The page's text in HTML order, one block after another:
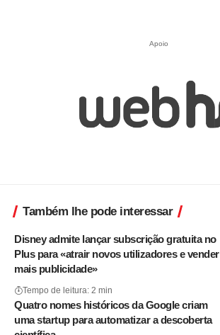
Apoio
Também lhe pode interessar
Disney admite lançar subscrição gratuita no
Plus para «atrair novos utilizadores e vender
mais publicidade»
Tempo de leitura: 2 min
Quatro nomes históricos da Google criam
uma startup para automatizar a descoberta